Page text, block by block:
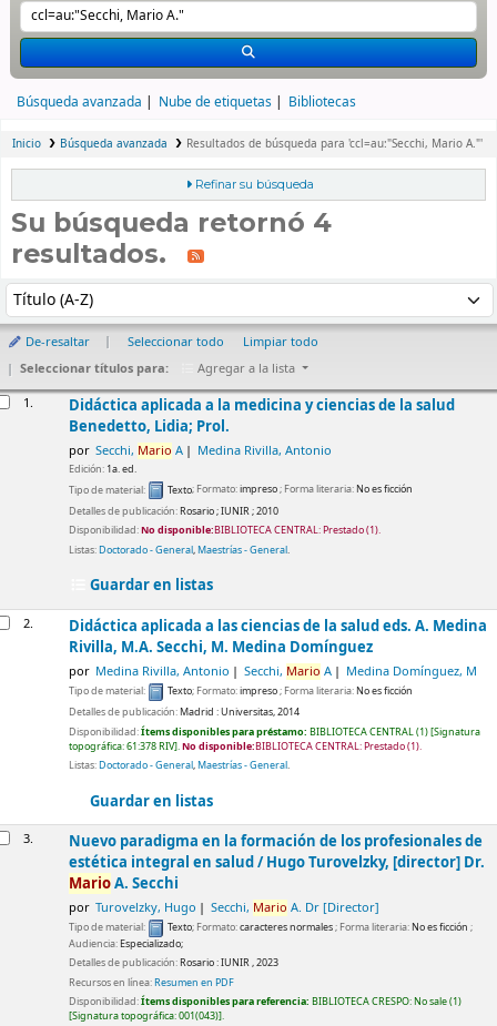
Búsqueda avanzada Nube de etiquetas Bibliotecas
Inicio Búsqueda avanzada Resultados de búsqueda para 'ccl=au:"Secchi, Mario A."'
Refinar su búsqueda
Su búsqueda retornó 4
resultados.
Ordenar por:
De-resaltar Seleccionar todo
Limpiar todo
Seleccionar títulos para:
Agregar a la lista
1.
Didáctica aplicada a la medicina y ciencias de la salud
Benedetto, Lidia; Prol.
por Secchi, Mario A Medina Rivilla, Antonio
Edición: 1a. ed.
Tipo de material:
Texto; Formato:impreso; Forma literaria:No es ficción
Detalles de publicación:Rosario;IUNIR;2010
Disponibilidad:No disponible:BIBLIOTECA CENTRAL: Prestado(1).
Listas:Doctorado - General,Maestrías - General.
Guardar en listas
2. Didáctica aplicada a las ciencias de la saludeds. A. Medina
Rivilla, M.A. Secchi, M. Medina Domínguez
por Medina Rivilla, Antonio Secchi, Mario A Medina Domínguez, M
Tipo de material: Texto; Formato:impreso; Forma literaria:No es ficción
Detalles de publicación:Madrid :Universitas,2014
Disponibilidad:Ítems disponibles para préstamo: BIBLIOTECA CENTRAL(1) Signatura
topográfica:61:378 RIV .No disponible:BIBLIOTECA CENTRAL: Prestado(1).
Listas:Doctorado - General,Maestrías - General.
Guardar en listas
3.
Nuevo paradigma en la formación de los profesionales de
estética integral en salud /Hugo Turovelzky, [director] Dr.
MarioA. Secchi
por Turovelzky, Hugo Secchi, Mario A. Dr [Director]
Tipo de material: Texto; Formato:caracteres normales; Forma literaria:No es ficción ;
Audiencia:Especializado;
Detalles de publicación:Rosario :IUNIR ,2023
Recursos en línea:Resumen en PDF
Disponibilidad:Ítems disponibles para referencia: BIBLIOTECA CRESPO: No sale(1)
Signatura topográfica:001(043) .